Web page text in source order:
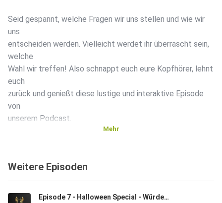
Seid gespannt, welche Fragen wir uns stellen und wie wir
uns
entscheiden werden. Vielleicht werdet ihr überrascht sein,
welche
Wahl wir treffen! Also schnappt euch eure Kopfhörer, lehnt
euch
zurück und genießt diese lustige und interaktive Episode
von
unserem Podcast.
verpasst nicht unsere neueste Episode!
Mehr
Weitere Episoden
Episode 7 - Halloween Special - Würdest du?